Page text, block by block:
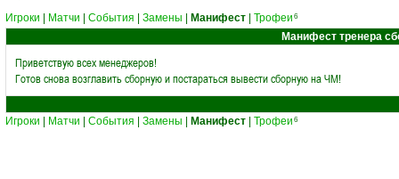
Игроки
Матчи События Замены Манифест Трофеи 6
Манифест тренера
Приветствую всех менеджеров!
Готов снова возглавить сборную и постараться вывести сборную на ЧМ!
Игроки Матчи События Замены Манифест Трофеи 6